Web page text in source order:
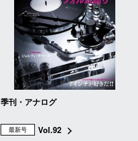
季刊・アナログ
最新号
Vol.92